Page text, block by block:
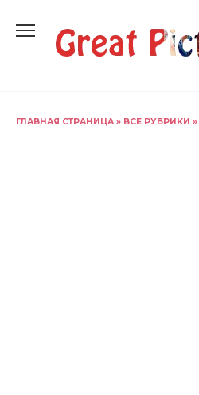
содержанию
ГЛАВНАЯ СТРАНИЦА » ВСЕ РУБРИКИ »